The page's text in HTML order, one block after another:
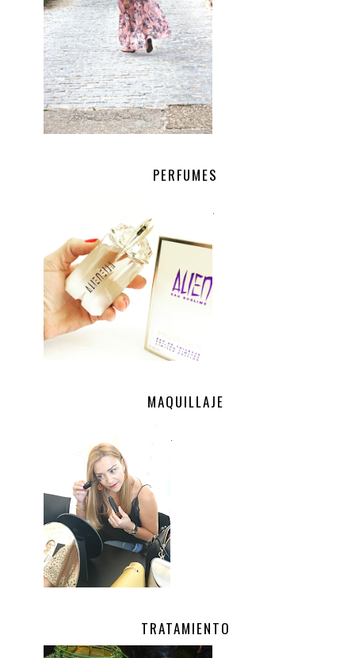
PERFUMES
.
MAQUILLAJE
.
TRATAMIENTO